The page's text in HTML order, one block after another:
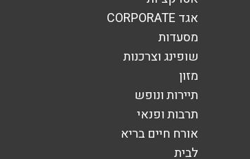
אגד CORPORATE
מסעדות
שופינג וצרכנות
מזון
תיירות ונופש
תרבות ופנאי
אורח חיים בריא
לבית